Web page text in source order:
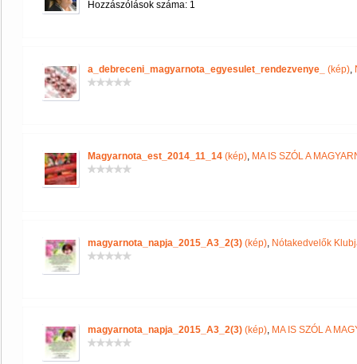
Hozzászólások száma: 1
a_debreceni_magyarnota_egyesulet_rendezvenye_ (kép),
Magyarnota_est_2014_11_14 (kép), MA IS SZÓL A
magyarnota_napja_2015_A3_2(3) (kép), Nótakedvelők
magyarnota_napja_2015_A3_2(3) (kép), MA IS SZÓL A